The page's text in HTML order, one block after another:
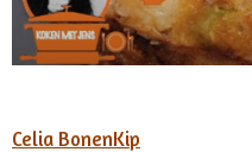
Celia BonenKip